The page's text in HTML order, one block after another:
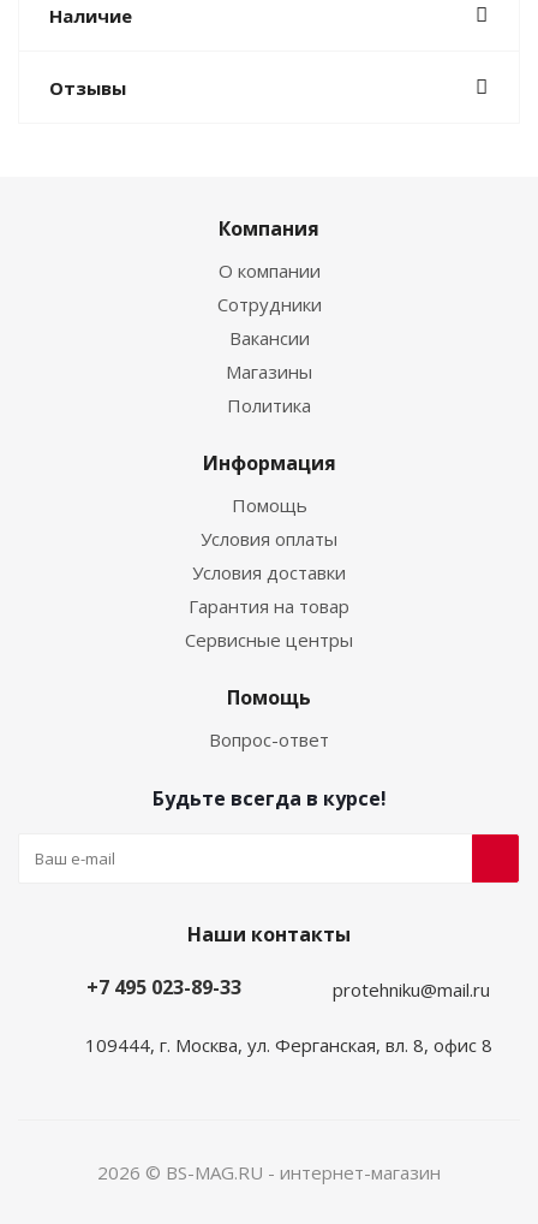
Наличие
Отзывы
Компания
О компании
Сотрудники
Вакансии
Магазины
Политика
Информация
Помощь
Условия оплаты
Условия доставки
Гарантия на товар
Сервисные центры
Помощь
Вопрос-ответ
Будьте всегда в курсе!
Наши контакты
+7 495 023-89-33
protehniku@mail.ru
109444, г. Москва, ул. Ферганская, вл. 8, офис 8
2026 © BS-MAG.RU - интернет-магазин